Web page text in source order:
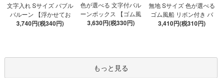
文字入れ Sサイズ バブル
バルーン 【浮かせてお
届け】 バルーン
3,740円(税340円)
色が選べる 文字付バル
ーンボックス 【ゴム風
船&文字パーツ付き】 DI
ツ52枚 推し活
3,630円(税330円)
無地 Sサイズ 色が選べる
ゴム風船 リボン付き バ
ブルバルーン 【浮かせ
3,410円(税310円)
もっと見る